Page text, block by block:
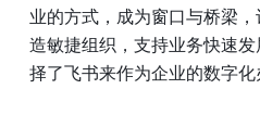
业的方式，成为窗口与桥梁
造敏捷组织，支持业务快速
择了飞书来作为企业的数字化